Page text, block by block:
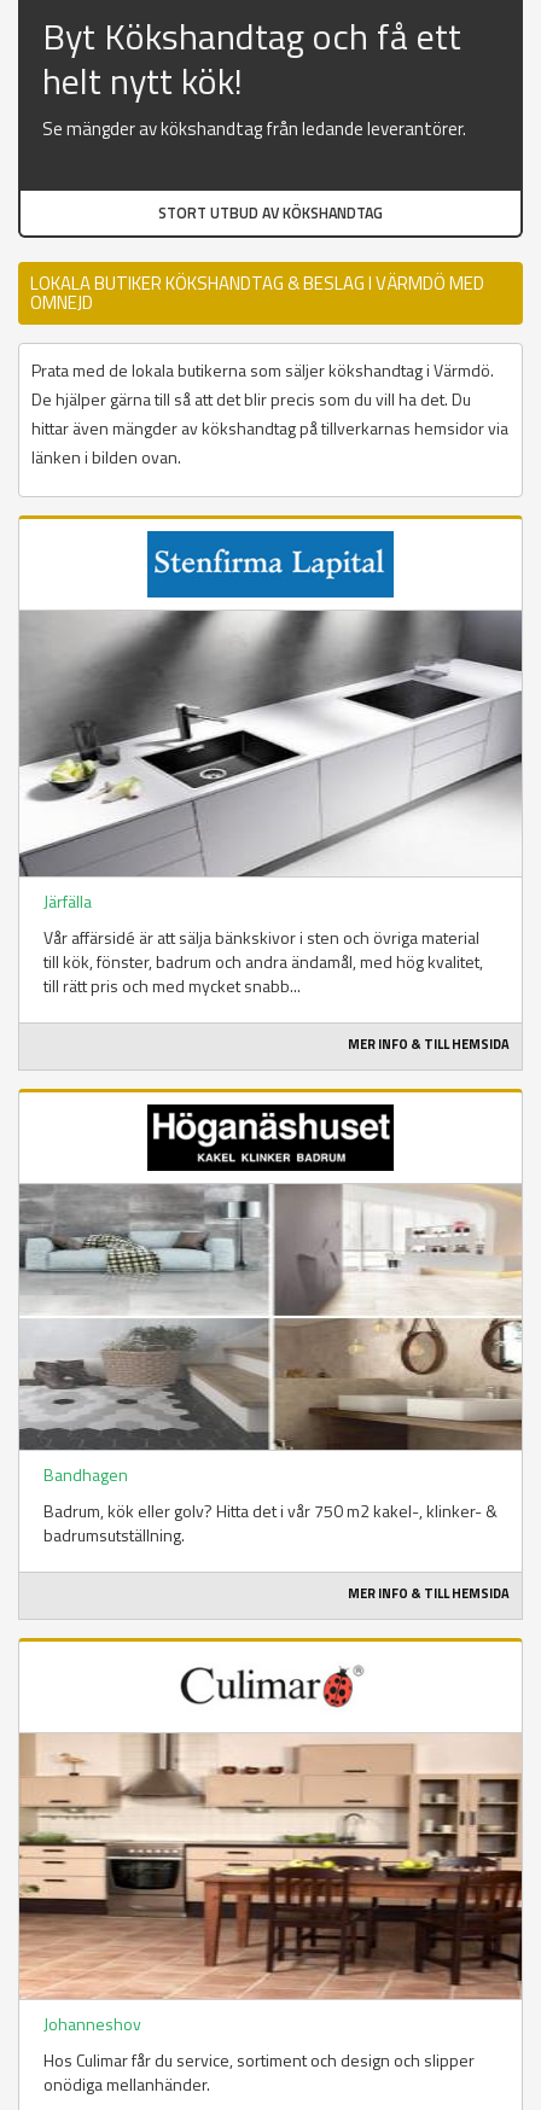
Byt Kökshandtag och få ett
helt nytt kök!
Se mängder av kökshandtag från ledande leverantörer.
STORT UTBUD AV KÖKSHANDTAG
LOKALA BUTIKER KÖKSHANDTAG & BESLAG I VÄRMDÖ MED
OMNEJD
Prata med de lokala butikerna som säljer kökshandtag i Värmdö.
De hjälper gärna till så att det blir precis som du vill ha det. Du
hittar även mängder av kökshandtag på tillverkarnas hemsidor via
länken i bilden ovan.
Järfälla
Vår affärsidé är att sälja bänkskivor i sten och övriga material
till kök, fönster, badrum och andra ändamål, med hög kvalitet,
till rätt pris och med mycket snabb...
MER INFO & TILL HEMSIDA
Bandhagen
Badrum, kök eller golv? Hitta det i vår 750 m2 kakel-, klinker- &
badrumsutställning.
MER INFO & TILL HEMSIDA
Johanneshov
Hos Culimar får du service, sortiment och design och slipper
onödiga mellanhänder.